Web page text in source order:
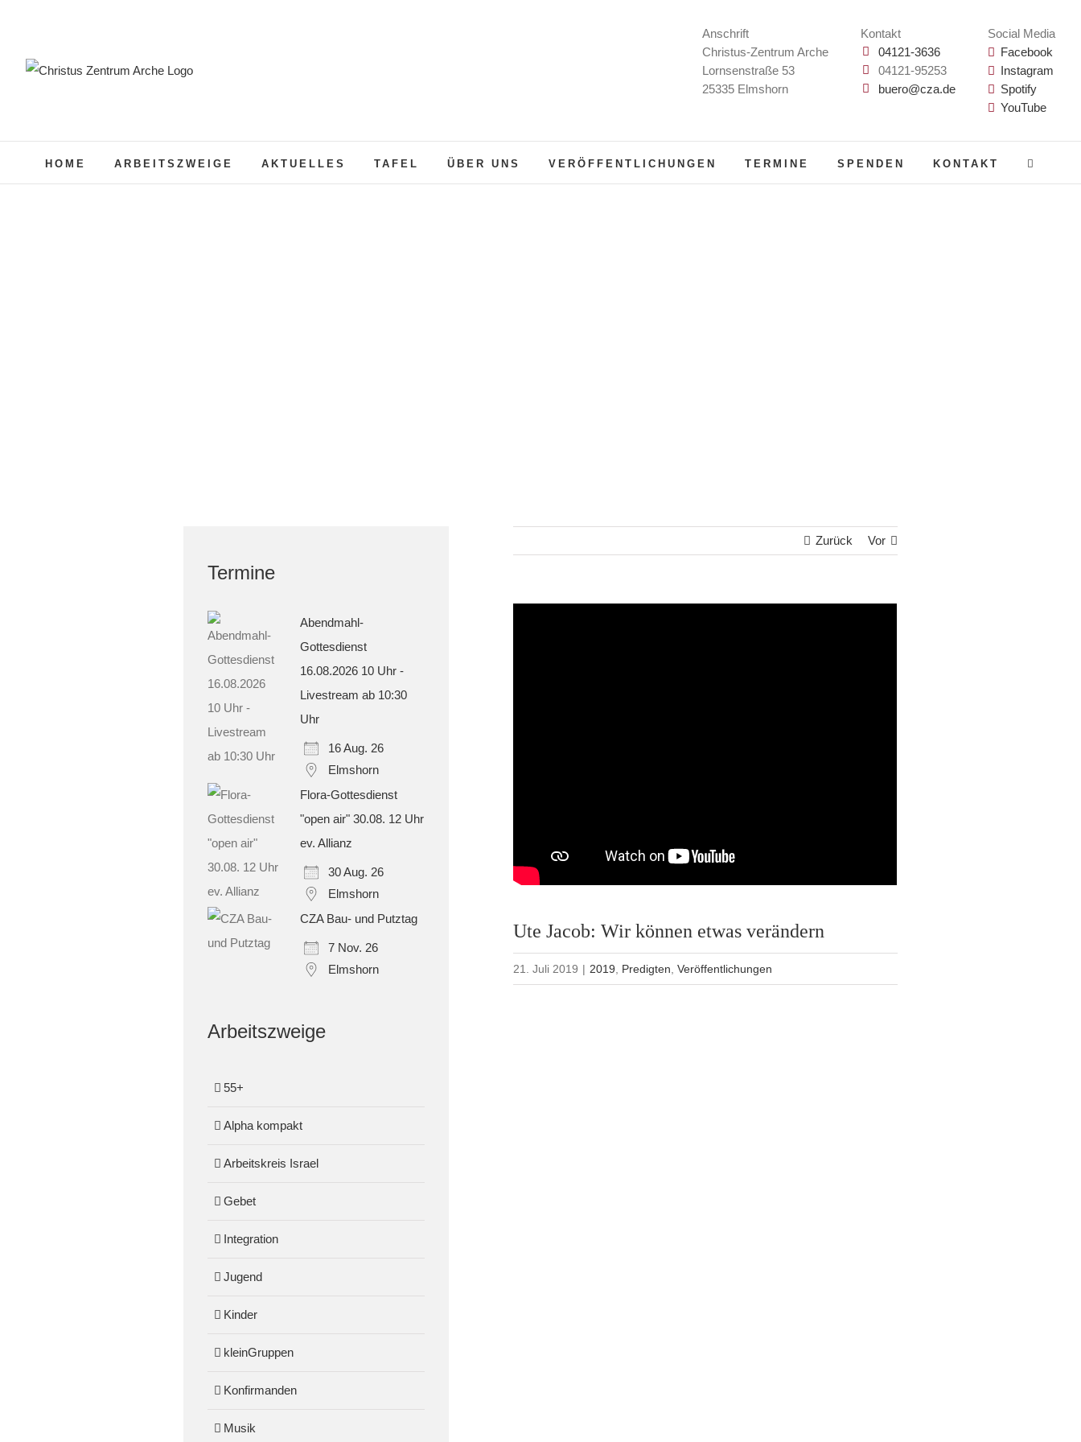
springen
Anschrift
Christus-Zentrum Arche
Lornsenstraße 53
25335 Elmshorn
Kontakt
04121-3636
04121-95253
buero@cza.de
Social Media
Facebook
Instagram
Spotify
YouTube
HOME ARBEITSZWEIGE AKTUELLES TAFEL ÜBER UNS VERÖFFENTLICHUNGEN TERMINE SPENDEN KONTAKT
Zurück Vor
Ute Jacob: Wir können etwas verändern
21. Juli 2019 | 2019 Predigten ,Veröffentlichungen
Termine
Abendmahl-
Gottesdienst
16.08.2026 10 Uhr -
Livestream ab 10:30
Uhr
16 Aug. 26
Elmshorn
Flora-Gottesdienst
"open air" 30.08. 12 Uhr
ev. Allianz
30 Aug. 26
Elmshorn
CZA Bau- und Putztag
7 Nov. 26
Elmshorn
Arbeitszweige
55+
Alpha kompakt
Arbeitskreis Israel
Gebet
Integration
Jugend
Kinder
kleinGruppen
Konfirmanden
Musik